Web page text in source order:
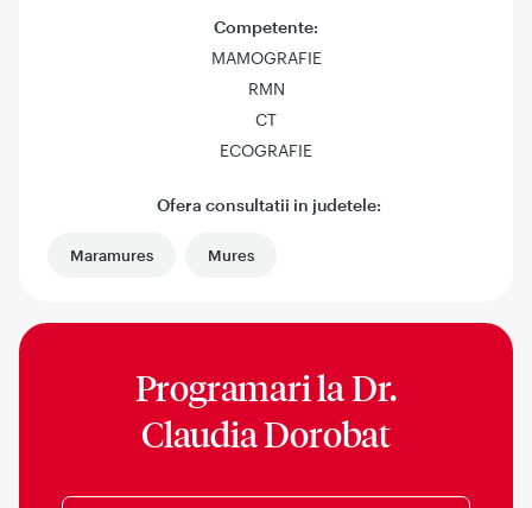
Competente:
MAMOGRAFIE
RMN
CT
ECOGRAFIE
Ofera consultatii in judetele:
Maramures Mures
Programari laDr.
Claudia Dorobat